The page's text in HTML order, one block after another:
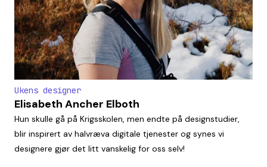
Ukens designer
Elisabeth Ancher Elboth
Hun skulle gå på Krigsskolen, men endte på designstudier,
blir inspirert av halvræva digitale tjenester og synes vi
designere gjør det litt vanskelig for oss selv!